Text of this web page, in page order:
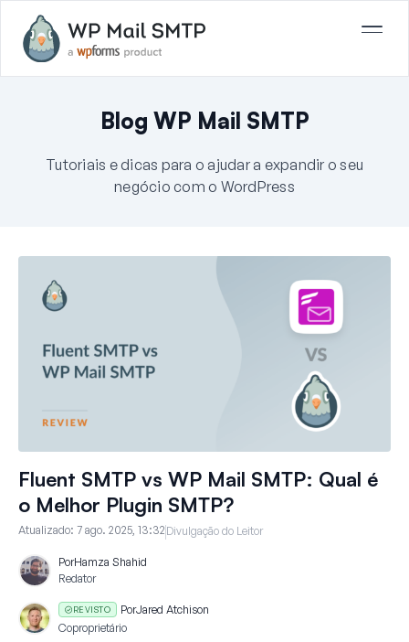
Blog WP Mail SMTP
Tutoriais e dicas para o ajudar a expandir o seu
negócio com o WordPress
Fluent SMTP vs WP Mail SMTP: Qual é
o Melhor Plugin SMTP?
Atualizado: 7 ago. 2025, 13:32 Divulgação do Leitor
PorHamza Shahid
Redator
REVISTO PorJared Atchison
Coproprietário